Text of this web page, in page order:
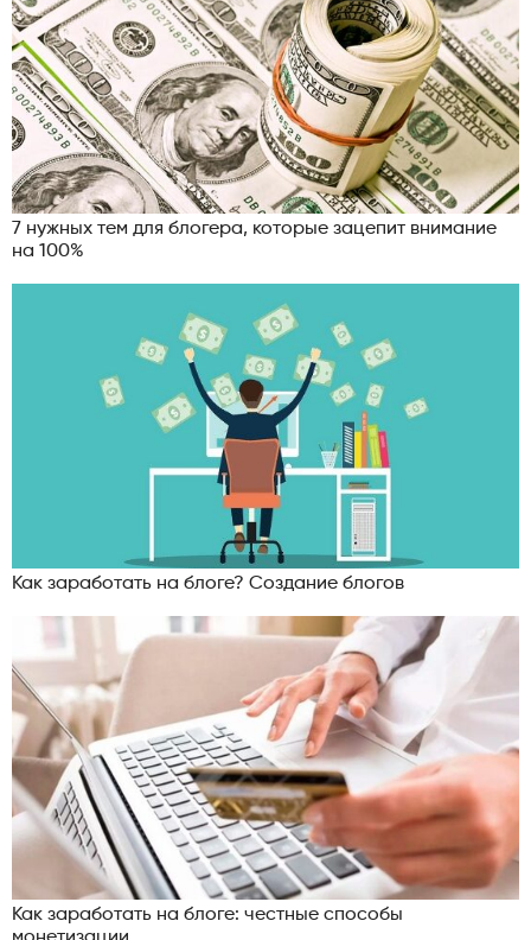
7 нужных тем для блогера, которые зацепит внимание
на 100%
Как заработать на блоге? Создание блогов
Как заработать на блоге: честные способы